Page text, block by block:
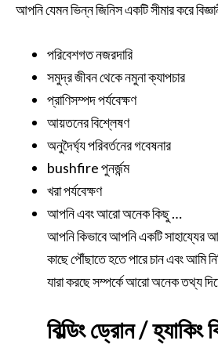
আপনি যেমন ভিন্ন জিনিস একটি সীমার করে
পরিবেশগত নজরদারি
সমুদ্র জীবন থেকে নমুনা ক্যাপচার
প্রাণিসম্পদ পর্যবেক্ষণ
আয়তনের বিশ্লেষণ
অনুদৈর্ঘ্য পরিবর্তনের গবেষনার
bushfire পুনর্জন্ম
খরা পর্যবেক্ষণ
আপনি এবং আরো অনেক কিছু …
আপনি কিভাবে আপনি একটি সাহায্যের
কাছে পৌঁছাতে হতে পারে চান এবং আমি
যারা করছে সম্পর্কে আরো অনেক তথ্য
বিল্ডিং ড্রোন / হ্যাকিং